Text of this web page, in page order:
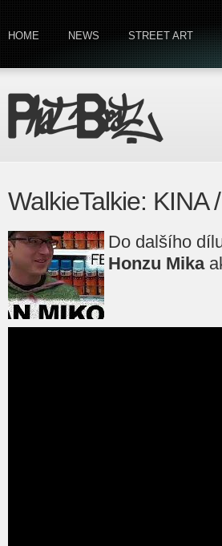
HOME NEWS STREET ART
WalkieTalkie: KINA
Do dalšího
Honzu Mika